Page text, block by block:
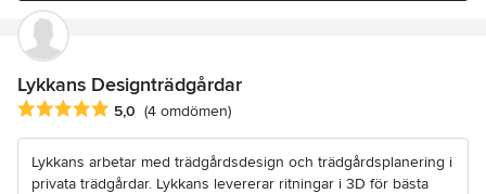
Lykkans Designträdgårdar
Genomsnittligt omdöme: 5 av 5 stjärnor
5,0 (4 omdömen)
Lykkans arbetar med trädgårdsdesign och trädgårdsplanering i
privata trädgårdar. Lykkans levererar ritningar i 3D för bästa